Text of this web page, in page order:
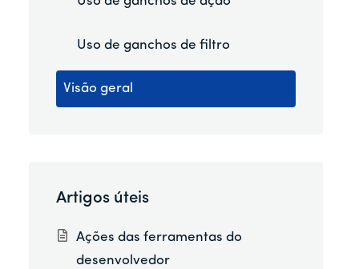
Uso de ganchos de filtro
Visão geral
Artigos úteis
Ações das ferramentas do
desenvolvedor